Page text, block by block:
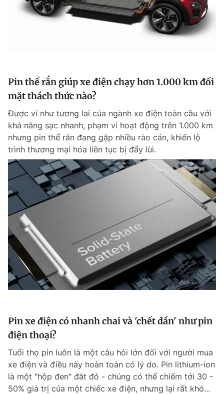
Pin thể rắn giúp xe điện chạy hơn 1.000 km đối
mặt thách thức nào?
Được ví như tương lai của ngành xe điện toàn cầu với
khả năng sạc nhanh, phạm vi hoạt động trên 1.000 km
nhưng pin thể rắn đang gặp nhiều rào cản, khiến lộ
trình thương mại hóa liên tục bị đẩy lùi.
Pin xe điện có nhanh chai và 'chết dần' như pin
điện thoại?
Tuổi thọ pin luôn là một câu hỏi lớn đối với người mua
xe điện và điều này hoàn toàn có lý do. Pin lithium-ion
là một "hộp đen" đắt đỏ - chúng có thể chiếm tới 30 -
50% giá trị của một chiếc xe điện, nhưng lại rất khó...